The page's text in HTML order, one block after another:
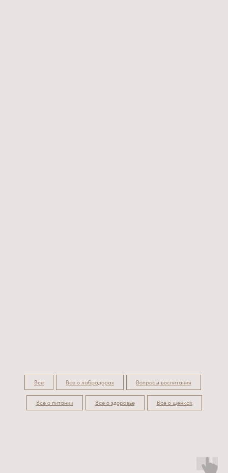
Все Все о лабрадорах Вопросы воспитания
Все о питании Все о здоровье Все о щенках